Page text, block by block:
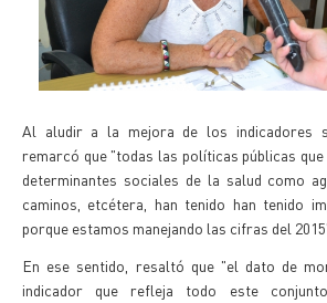
Al aludir a la mejora de los indicadores
remarcó que "todas las políticas públicas
determinantes sociales de la salud como
caminos, etcétera, han tenido han tenido
porque estamos manejando las cifras del
En ese sentido, resaltó que "el dato de
indicador que refleja todo este